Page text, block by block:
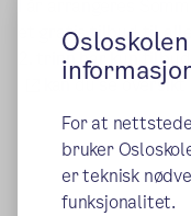
For at
bruker
er teknisk
funksjonalitet.
et gratis tilbud til
2. trinn har kun tilbud
(ekstern lenke)
kan du se